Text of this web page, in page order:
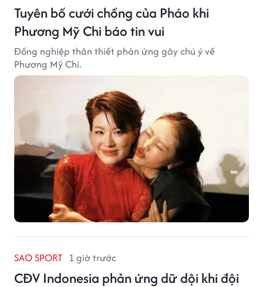
Tuyên bố cưới chồng của Pháo khi
Phương Mỹ Chi báo tin vui
Đồng nghiệp thân thiết phản ứng gây chú ý về
Phương Mỹ Chi.
SAO SPORT 1 giờ trước
CĐV Indonesia phản ứng dữ dội khi đội